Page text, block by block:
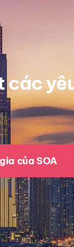
của SOA